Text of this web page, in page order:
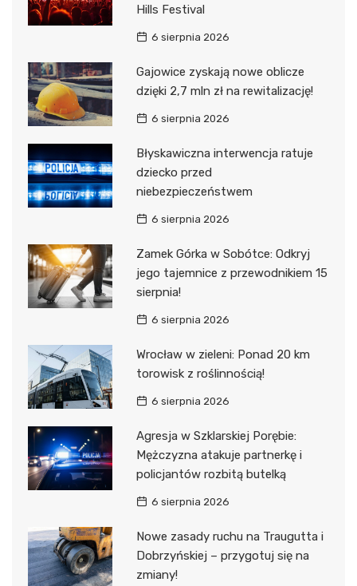
Hills Festival
6 sierpnia 2026
Gajowice zyskają nowe oblicze
dzięki 2,7 mln zł na rewitalizację!
6 sierpnia 2026
Błyskawiczna interwencja ratuje
dziecko przed
niebezpieczeństwem
6 sierpnia 2026
Zamek Górka w Sobótce: Odkryj
jego tajemnice z przewodnikiem 15
sierpnia!
6 sierpnia 2026
Wrocław w zieleni: Ponad 20 km
torowisk z roślinnością!
6 sierpnia 2026
Agresja w Szklarskiej Porębie:
Mężczyzna atakuje partnerkę i
policjantów rozbitą butelką
6 sierpnia 2026
Nowe zasady ruchu na Traugutta i
Dobrzyńskiej – przygotuj się na
zmiany!